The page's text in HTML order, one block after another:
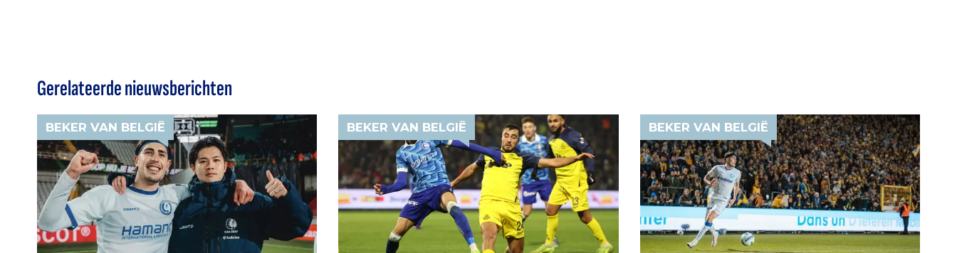
Gerelateerde nieuwsberichten
BEKER VAN BELGIË BEKER VAN BELGIË BEKER VAN BELGIË